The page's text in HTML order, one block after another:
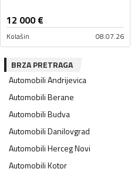
12 000€
Kolašin 08.07.26
BRZA PRETRAGA
AutomobiliAndrijevica
AutomobiliBerane
AutomobiliBudva
AutomobiliDanilovgrad
AutomobiliHerceg Novi
AutomobiliKotor